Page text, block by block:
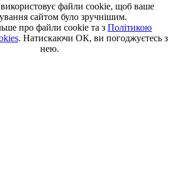
файли cookie, щоб ваше
сайтом було зручнішим.
про файли cookie та з Політикою
. Натискаючи ОК, ви погоджуєтесь з
нею.